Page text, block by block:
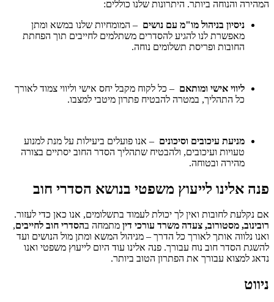
המהירה והנוחה ביותר. היתרונות שלנו כוללים:
ניסיון בניהול מו"מ עם נושים – המומחיות שלנו במשא ומתן
מאפשרת לנו להגיע להסדרים משתלמים לחייבים תוך הפחתת
החובות ופריסת תשלומים נוחה.
ליווי אישי ומותאם – כל לקוח מקבל יחס אישי וליווי צמוד לאורך
כל התהליך, במטרה להבטיח פתרון מיטבי למצבו.
מניעת עיכובים וסיכונים – אנו פועלים ביעילות על מנת למנוע
טעויות ועיכובים, ולהבטיח שתהליך הסדר החוב יסתיים בצורה
מהירה ובטוחה.
פנה אלינו לייעוץ משפטי בנושא הסדרי חוב
אם נקלעת לחובות ואין לך יכולת לעמוד בתשלומים, אנו כאן כדי לעזור.
רובינוב, מסטורוב, צעדה משרד עורכי דין מתמחה בהסדרי חוב לחייבים,
ואנו נלווה אותך לאורך כל הדרך – מניהול המשא ומתן מול הנושים ועד
להשגת הסדר חוב נוח עבורך. פנה אלינו עוד היום לייעוץ משפטי ואנו
נדאג למצוא עבורך את הפתרון הטוב ביותר.
ניווט